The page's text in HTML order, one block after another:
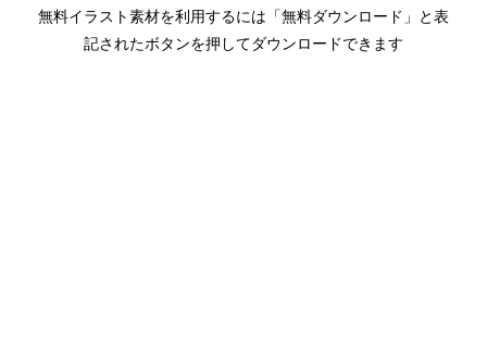
無料イラスト素材を利用するには「無料ダウンロード」と表
記されたボタンを押してダウンロードできます